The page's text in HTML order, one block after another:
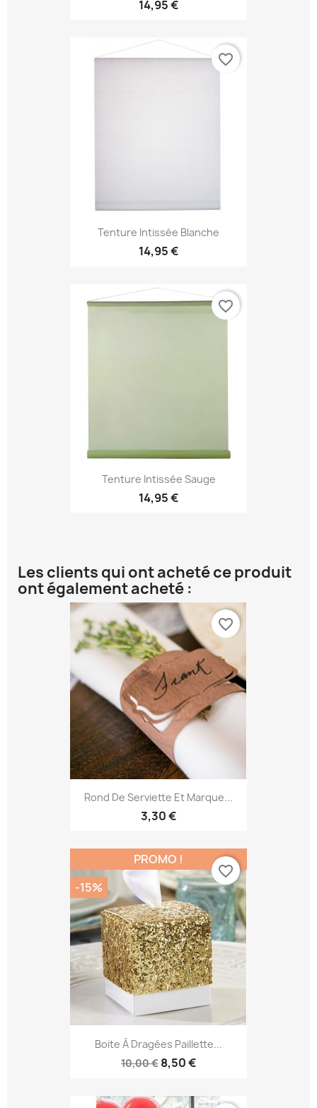
14,95 €
Tenture Intissée Blanche
14,95 €
favorite_border
Tenture Intissée Sauge
14,95 €
favorite_border
Les clients qui ont acheté ce produit
ont également acheté :
Rond De Serviette Et Marque...
3,30 €
favorite_border
Boite À Dragées Paillette...
10,00 € 8,50 €
PROMO !
-15%
favorite_border